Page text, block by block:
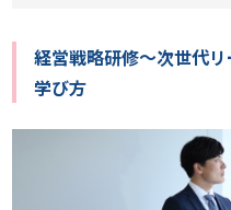
経営戦略研修～次世代
学び方